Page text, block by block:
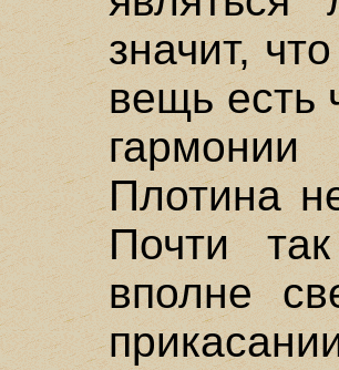
значит,
вещь есть
Плотина
Почти
вполне